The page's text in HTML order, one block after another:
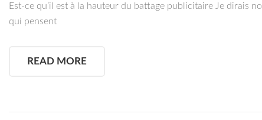
Est-ce qu’il est à la hauteur du battage publicitaire Je dirais
qui pensent
READ MORE